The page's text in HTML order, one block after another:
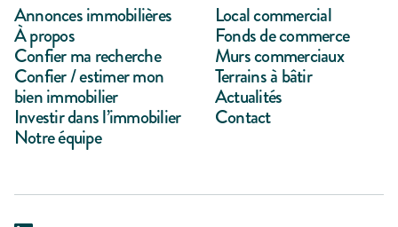
Annonces immobilières
À propos
Confier ma recherche
Confier / estimer mon
bien immobilier
Investir dans l’immobilier
Notre équipe
Local commercial
Fonds de commerce
Murs commerciaux
Terrains à bâtir
Actualités
Contact